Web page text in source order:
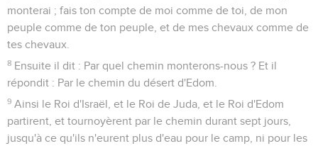
monterai ; fais ton compte de moi comme de toi, de mon
peuple comme de ton peuple, et de mes chevaux comme de
tes chevaux.
8 Ensuite il dit : Par quel chemin monterons-nous ? Et il
répondit : Par le chemin du désert d'Edom.
9 Ainsi le Roi d'Israël, et le Roi de Juda, et le Roi d'Edom
partirent, et tournoyèrent par le chemin durant sept jours,
jusqu'à ce qu'ils n'eurent plus d'eau pour le camp, ni pour les